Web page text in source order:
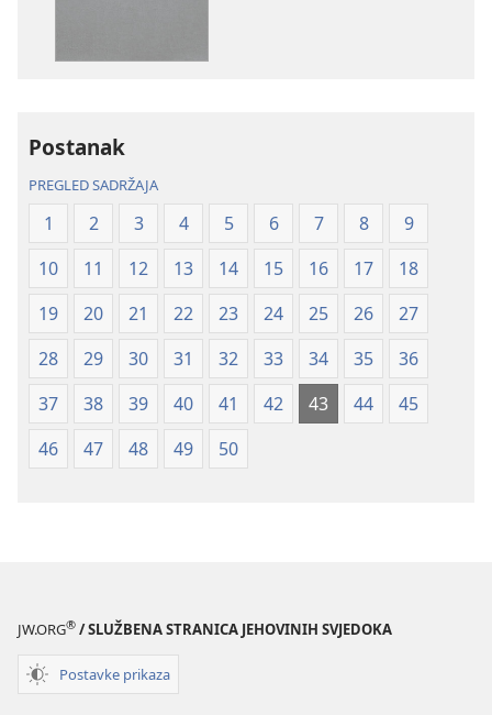
Postanak
PREGLED SADRŽAJA
1 2 3 4 5 6 7 8
9
10
11 12 13 14 15 16 17
18
19
20 21 22 23 24 25 26
27
28
29 30 31 32 33 34 35
36
37
38 39 40 41 42 43 44
45
46
47 48 49 50
JW.ORG® / SLUŽBENA STRANICA JEHOVINIH SVJEDOKA
Postavke prikaza